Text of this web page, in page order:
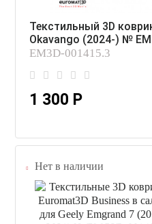
Текстильный 3D
Okavango (2024-) №
EM3D-001415.3
1 300 Р
Нет в наличии